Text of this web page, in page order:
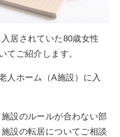
居されていた80歳女性
てご紹介します。
人ホーム（A施設）に入
設のルールが合わない部
設の転居についてご相談